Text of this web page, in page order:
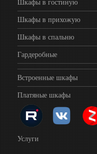
Шкафы в гостиную
Шкафы в прихожую
Шкафы в спальню
Гардеробные
Встроенные шкафы
Платяные шкафы
Услуги